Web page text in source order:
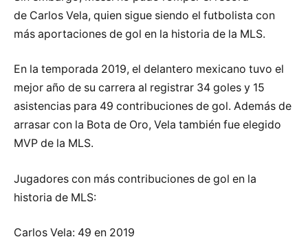
de Carlos Vela, quien sigue siendo el futbolista con
más aportaciones de gol en la historia de la MLS.
En la temporada 2019, el delantero mexicano tuvo el
mejor año de su carrera al registrar 34 goles y 15
asistencias para 49 contribuciones de gol. Además de
arrasar con la Bota de Oro, Vela también fue elegido
MVP de la MLS.
Jugadores con más contribuciones de gol en la
historia de MLS:
Carlos Vela: 49 en 2019